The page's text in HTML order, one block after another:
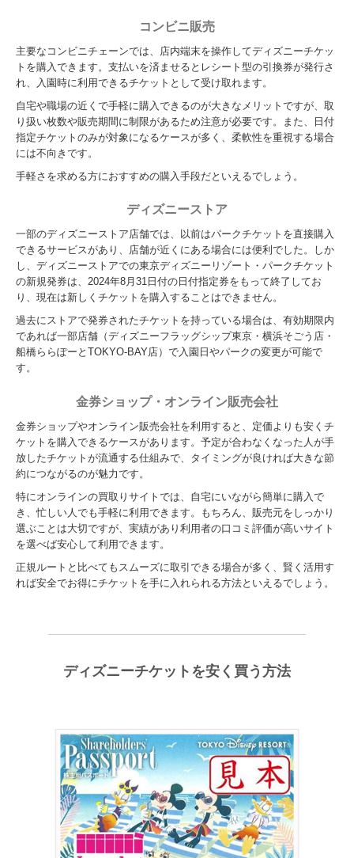
コンビニ販売
主要なコンビニチェーンでは、店内端末を操作してディズニーチケッ
トを購入できます。支払いを済ませるとレシート型の引換券が発行さ
れ、入園時に利用できるチケットとして受け取れます。
自宅や職場の近くで手軽に購入できるのが大きなメリットですが、取
り扱い枚数や販売期間に制限があるため注意が必要です。また、日付
指定チケットのみが対象になるケースが多く、柔軟性を重視する場合
には不向きです。
手軽さを求める方におすすめの購入手段だといえるでしょう。
ディズニーストア
一部のディズニーストア店舗では、以前はパークチケットを直接購入
できるサービスがあり、店舗が近くにある場合には便利でした。しか
し、ディズニーストアでの東京ディズニーリゾート・パークチケット
の新規発券は、2024年8月31日付の日付指定券をもって終了してお
り、現在は新しくチケットを購入することはできません。
過去にストアで発券されたチケットを持っている場合は、有効期限内
であれば一部店舗（ディズニーフラッグシップ東京・横浜そごう店・
船橋ららぽーとTOKYO-BAY店）で入園日やパークの変更が可能で
す。
金券ショップ・オンライン販売会社
金券ショップやオンライン販売会社を利用すると、定価よりも安くチ
ケットを購入できるケースがあります。予定が合わなくなった人が手
放したチケットが流通する仕組みで、タイミングが良ければ大きな節
約につながるのが魅力です。
特にオンラインの買取りサイトでは、自宅にいながら簡単に購入で
き、忙しい人でも手軽に利用できます。もちろん、販売元をしっかり
選ぶことは大切ですが、実績があり利用者の口コミ評価が高いサイト
を選べば安心して利用できます。
正規ルートと比べてもスムーズに取引できる場合が多く、賢く活用す
れば安全でお得にチケットを手に入れられる方法といえるでしょう。
ディズニーチケットを安く買う方法